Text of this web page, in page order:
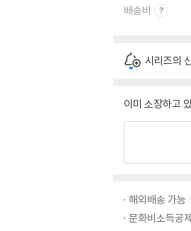
배송비
시리즈의
이미 소장하고
해외배송 가능
문화비소득공